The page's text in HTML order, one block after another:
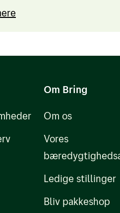
Om Bring
Om os
Vores
Ledige stillinger
Bliv pakkeshop